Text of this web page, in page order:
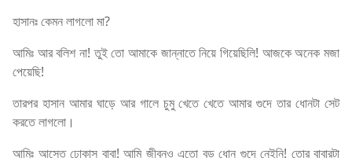
হাসানঃ কেমন লাগলো মা?
আমিঃ আর বলিশ না! তুই তো আমাকে জান্নাতে নিয়ে গিয়েছিলি! আজকে অনেক মজা
পেয়েছি!
তারপর হাসান আমার ঘাড়ে আর গালে চুমু খেতে খেতে আমার গুদে তার ধোনটা সেট
করতে লাগলো।
আমিঃ আস্তে ঢোকাস বাবা! আমি জীবনও এতো বড় ধোন গুদে নেইনি! তোর বাবারটা